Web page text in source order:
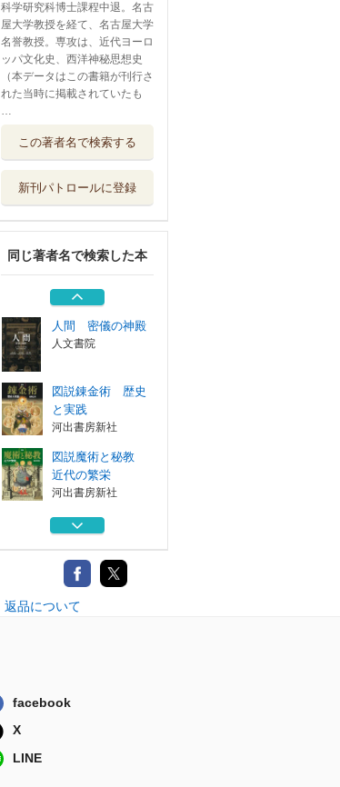
科学研究科博士課程中退。名古
屋大学教授を経て、名古屋大学
名誉教授。専攻は、近代ヨーロ
ッパ文化史、西洋神秘思想史
（本データはこの書籍が刊行さ
れた当時に掲載されていたも
…
この著者名で検索する
新刊パトロールに登録
同じ著者名で検索した本
近代の繁栄
象徴哲学大系 ３
象徴哲学大系 １
人文書院
人間 密儀の神殿
人文書院
図説錬金術 歴史
と実践
河出書房新社
図説魔術と秘教
近代の繁栄
河出書房新社
象徴哲学大系 ３
象徴哲学大系 １
人文書院
返品について
facebook
X
LINE